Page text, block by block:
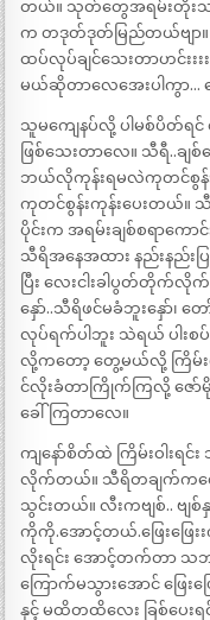
တယ်။ သုတ်တွေအရမ်းတိုး
က တဒုတ်ဒုတ်မြည်တယ်ဗျာ။
ထပ်လုပ်ချင်သေးတာဟင်းးး
မယ်ဆိုတာလေအေးပါကွာ…
သူမကျေနပ်လို့ ပါမစ်ပိတ်ရ
ဖြစ်သေးတာလေ။ သီရီ..ချ
ဘယ်လိုကုန်းရမလဲကုတင်စွန်း
ကုတင်စွန်းကုန်းပေးတယ်။
ပိုင်းက အရမ်းချစ်စရာကေ
သီရိအနေအထား နည်းနည်း
ပြီး လေးငါးခါပွတ်တိုက်
နှော်..သီရိဖင်မခံဘူးနှော်၊
လုပ်ရက်ပါဘူး သဲရယ် ပါးစ
လို့ကတော့ တွေ့မယ်လို့ ကြိမ်
င်လိုးခံတာကြိုက်ကြလို့ ဇော်မို
ခေါ်ကြတာလေ။
ကျနော်စိတ်ထဲ ကြိမ်းဝါးရ
လိုက်တယ်။ သီရိတချက်ကလေး
သွင်းတယ်။ လီးကဗျစ်.. ဗျ
ကိုကို.အောင့်တယ်.ဖြေးဖြေ
လိုးရင်း အောင့်တက်တာ သ
ကြောက်မသွားအောင် ဖြေ
နှင့် မထိတထိလေး ခြစ်ပေ